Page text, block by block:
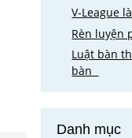
V-League
Rèn luyện
Luật bàn
bàn
Danh mục